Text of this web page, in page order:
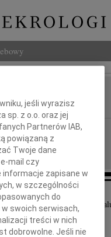
najgłębszego współczucia i
jeśli wyrazisz
sp. z o.o. oraz jej
Partnerów IAB,
powiązaną z
Twoje dane
mail czy
informacje zapisane w
w szczególności
do
swoich serwisach,
treści w nich
dobrowolne. Jeśli nie